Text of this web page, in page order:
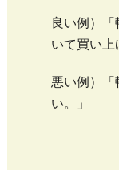
良い例）
いて買い上
悪い例）「
い。」